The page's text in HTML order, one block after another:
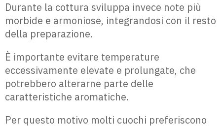
Durante la cottura sviluppa invece note più
morbide e armoniose, integrandosi con il resto
della preparazione.
È importante evitare temperature
eccessivamente elevate e prolungate, che
potrebbero alterarne parte delle
caratteristiche aromatiche.
Per questo motivo molti cuochi preferiscono